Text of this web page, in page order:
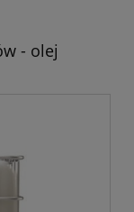
- olej